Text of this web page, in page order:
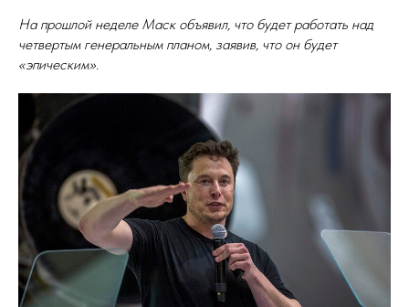
На прошлой неделе Маск объявил, что будет работать над
четвертым генеральным планом, заявив, что он будет
«эпическим».